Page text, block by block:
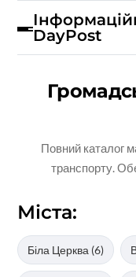
DayPost
Повний каталог
транспорту.
Міста:
Біла Церква (6)